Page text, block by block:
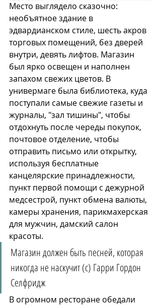
Место выглядело сказочно:
необъятное здание в
эдвардианском стиле, шесть акров
торговых помещений, без дверей
внутри, девять лифтов. Магазин
был ярко освещен и наполнен
запахом свежих цветов. В
универмаге была библиотека, куда
поступали самые свежие газеты и
журналы, "зал тишины", чтобы
отдохнуть после череды покупок,
почтовое отделение, чтобы
отправить письмо или открытку,
используя бесплатные
канцелярские принадлежности,
пункт первой помощи с дежурной
медсестрой, пункт обмена валюты,
камеры хранения, парикмахерская
для мужчин, дамский салон
красоты.
Магазин должен быть песней, которая
никогда не наскучит (с) Гарри Гордон
Селфридж
В огромном ресторане обедали